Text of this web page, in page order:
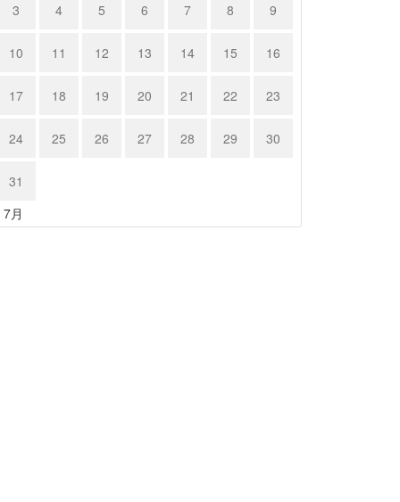
3 4 5 6 7 8 9
10 11 12 13 14 15 16
17 18 19 20 21 22 23
24 25 26 27 28 29 30
31
月